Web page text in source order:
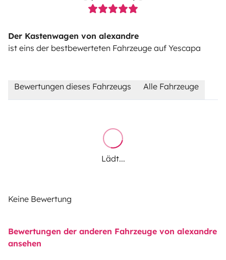
Der Kastenwagen von alexandre
ist eins der bestbewerteten Fahrzeuge auf Yescapa
Bewertungen dieses Fahrzeugs Alle Fahrzeuge
Lädt...
Keine Bewertung
Bewertungen der anderen Fahrzeuge von alexandre
ansehen